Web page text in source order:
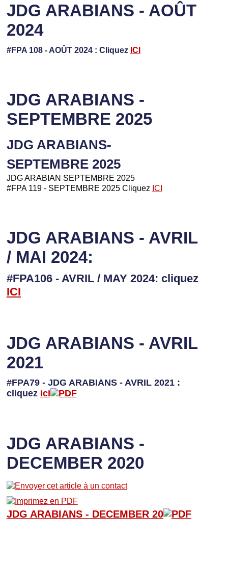
JDG ARABIANS - AOÛT
2024
#FPA 108 - AOÛT 2024 : Cliquez ICI
JDG ARABIANS -
SEPTEMBRE 2025
JDG ARABIANS-
SEPTEMBRE 2025
JDG ARABIAN SEPTEMBRE 2025
#FPA 119 - SEPTEMBRE 2025 Cliquez ICI
JDG ARABIANS - AVRIL
/ MAI 2024:
#FPA106 - AVRIL / MAY 2024: cliquez
ICI
JDG ARABIANS - AVRIL
2021
#FPA79 - JDG ARABIANS - AVRIL 2021 :
cliquez ici
JDG ARABIANS -
DECEMBER 2020
JDG ARABIANS - DECEMBER 20